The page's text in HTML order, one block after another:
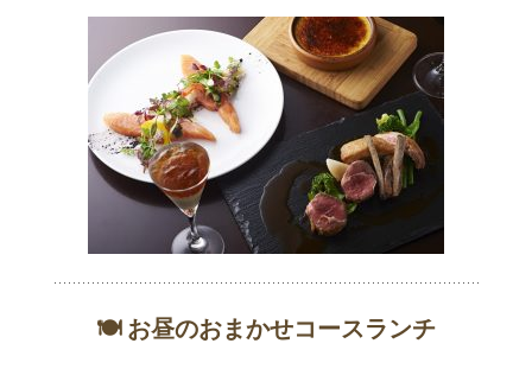
🍽 お昼のおまかせコースランチ